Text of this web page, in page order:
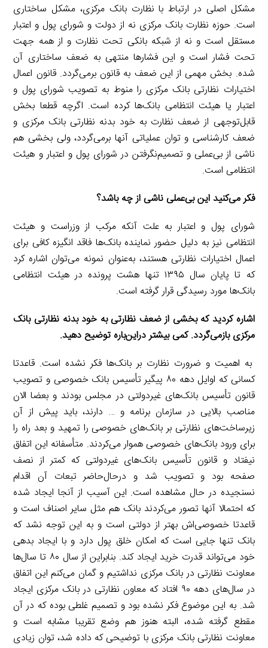
مشکل اصلی در ارتباط با نظارت بانک مرکزی، مشکل ساختاری
است. حوزه نظارت بانک مرکزی نه از دولت و شورای پول و اعتبار
مستقل است و نه از شبکه بانکی تحت نظارت و از همه جهت
تحت فشار است و این فشارها منتهی به ضعف ساختاری آن
شده. بخش مهمی از این ضعف به قانون برمی‌گردد. قانون اعمال
اختیارات نظارتی بانک مرکزی را منوط به تصویب شورای پول و
اعتبار یا هیئت انتظامی بانک‌ها کرده است. اگرچه قطعا بخش
قابل‌توجهی از ضعف نظارت به خود بدنه نظارتی بانک مرکزی و
ضعف کارشناسی و توان عملیاتی آنها برمی‌گردد، ولی بخشی هم
ناشی از بی‌عملی و تصمیم‌نگرفتن در شورای پول و اعتبار و هیئت
انتظامی است.
‌‌فکر می‌کنید این بی‌عملی ناشی از چه باشد؟
شورای پول و اعتبار به علت آنکه مرکب از وزراست و هیئت
انتظامی نیز به دلیل حضور نماینده بانک‌ها فاقد انگیزه کافی برای
اعمال اختیارات نظارتی هستند، به‌عنوان ‌نمونه می‌توان اشاره کرد
که تا پایان سال ۱۳۹۵ تنها هشت پرونده در هیئت انتظامی
بانک‌ها مورد رسیدگی قرار گرفته است.
‌‌اشاره کردید که بخشی از ضعف نظارتی به خود بدنه نظارتی بانک
مرکزی بازمی‌گردد. کمی بیشتر دراین‌باره توضیح دهید.
به اهمیت و ضرورت نظارت بر بانک‌ها فکر نشده است. قاعدتا
کسانی که اوایل دهه ۸۰ پیگیر تأسیس بانک خصوصی و تصویب
قانون تأسیس بانک‌های غیردولتی در مجلس بودند و بعضا الان
مناصب بالایی در سازمان برنامه و … دارند، باید پیش از آن
زیرساخت‌های نظارتی بر بانک‌های خصوصی را تمهید و بعد راه را
برای ورود بانک‌های خصوصی هموار می‌کردند. متأسفانه این اتفاق
نیفتاد و قانون تأسیس بانک‌های غیردولتی که کمتر از نصف
صفحه بود و تصویب شد و درحال‌حاضر تبعات آن اقدام
نسنجیده در حال مشاهده است. این آسیب از آنجا ایجاد شده
که احتمالا آنها تصور می‌کردند بانک هم مثل سایر اصناف است و
قاعدتا خصوصی‌اش بهتر از دولتی است و به این توجه نشد که
بانک تنها جایی است که امکان خلق پول دارد و با ایجاد بدهی
خود می‌تواند قدرت خرید ایجاد کند. بنابراین از سال ۸۰ تا سال‌ها
معاونت نظارتی در بانک مرکزی نداشتیم و گمان می‌کنم این اتفاق
در سال‌های دهه ۹۰ افتاد که معاون نظارتی در بانک مرکزی ایجاد
شد. به این موضوع فکر نشده بود و تصمیم غلطی بوده که در آن
مقطع گرفته شده، البته هنوز هم وضع تقریبا مشابه است و
معاونت نظارتی بانک مرکزی با توضیحی که داده شد، توان زیادی